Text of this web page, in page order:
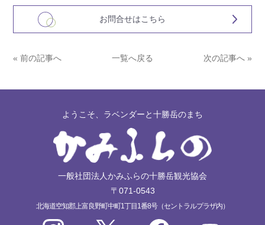
お問合せはこちら
« 前の記事へ 一覧へ戻る 次の記事へ »
ようこそ、ラベンダーと十勝岳のまち
一般社団法人かみふらの十勝岳観光協会
〒071-0543
北海道空知郡上富良野町中町1丁目1番8号（セントラルプラザ内）